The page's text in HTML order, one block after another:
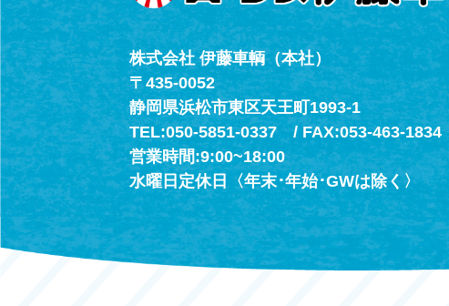
株式会社 伊藤車輌（本社）
〒435-0052
静岡県浜松市東区天王町1993-1
TEL:050-5851-0337 / FAX:053-463-1834
営業時間:9:00~18:00
水曜日定休日〈年末･年始･GWは除く〉